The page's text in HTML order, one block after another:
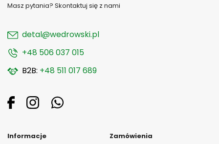
Masz pytania? Skontaktuj się z nami
detal@wedrowski.pl
+48 506 037 015
B2B: +48 511 017 689
Informacje Zamówienia